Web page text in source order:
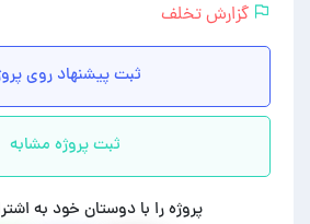
گزارش تخلف
ثبت پیشنهاد روی
ثبت پروژه مشابه
پروژه را با دوستان خود به